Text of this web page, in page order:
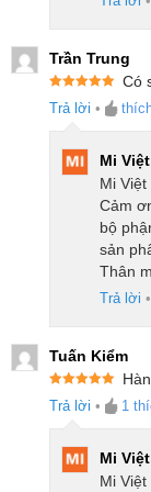
Trần Trung
hạng55
Có
Trả lời •
Mi
Mi
Cảm
bộ
sản
Thân
Trả lời •
Tuấn Kiểm
hạng55
Trả lời • 1
Mi
Mi